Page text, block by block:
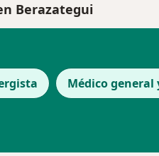
Berazategui
Médico